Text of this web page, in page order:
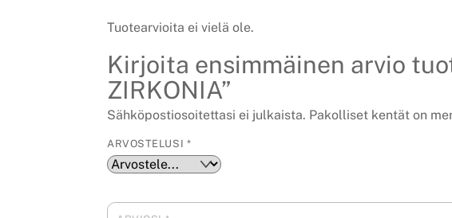
Tuotearvioita ei vielä ole.
Kirjoita ensimmäinen arvio
ZIRKONIA”
Sähköpostiosoitettasi ei julkaista. Pakolliset kentät on
ARVOSTELUSI *